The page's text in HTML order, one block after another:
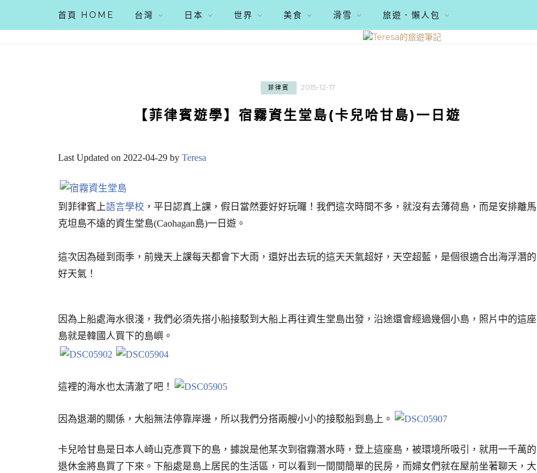
首頁 HOME 台灣 日本 世界 美食 滑雪 旅遊．懶人包
菲律賓 2015-12-17
【菲律賓遊學】宿霧資生堂島(卡兒哈甘島)一日遊
Last Updated on 2022-04-29 by Teresa
到菲律賓上語言學校 ，平日認真上課，假日當然要好好玩囉！我們這次時間不多，就沒有去薄荷島，而是安排離馬
克坦島不遠的資生堂島(Caohagan島)一日遊。
這次因為碰到雨季，前幾天上課每天都會下大雨，還好出去玩的這天天氣超好，天空超藍，是個很適合出海浮潛的
好天氣！
因為上船處海水很淺，我們必須先搭小船接駁到大船上再往資生堂島出發，沿途還會經過幾個小島，照片中的這座
島就是韓國人買下的島嶼。
這裡的海水也太清澈了吧！
因為退潮的關係，大船無法停靠岸邊，所以我們分搭兩艘小小的接駁船到島上。
卡兒哈甘島是日本人崎山克彥買下的島，據說是他某次到宿霧潛水時，登上這座島，被環境所吸引，就用一千萬的
退休金將島買了下來。下船處是島上居民的生活區，可以看到一間間簡單的民房，而婦女們就在屋前坐著聊天，大